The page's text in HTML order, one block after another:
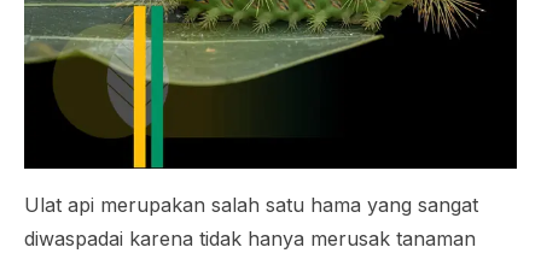
Ulat api merupakan salah satu hama yang sangat
diwaspadai karena tidak hanya merusak tanaman